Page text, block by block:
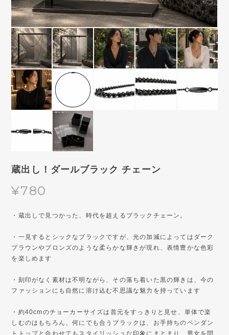
蔵出し！ダールブラック チェーン
¥780
・蔵出しで見つかった、時代を超えるブラックチェーン。
・一見するとシックなブラックですが、光の加減によってはダーク
ブラウンやブロンズのような柔らかな輝きが現れ、表情豊かな色彩
を楽しめます
・刻印がなく素材は不明ながら、その落ち着いた黒の輝きは、今の
ファッションにも自然に溶け込む不思議な魅力を持っています
・約40cmのチョーカーサイズは首元をすっきりと見せ、単体で楽
しむのはもちろん、何にでも合うブラックは、お手持ちのペンダン
トトップと合わせてもスタイリッシュな印象にまとまり、男女を問